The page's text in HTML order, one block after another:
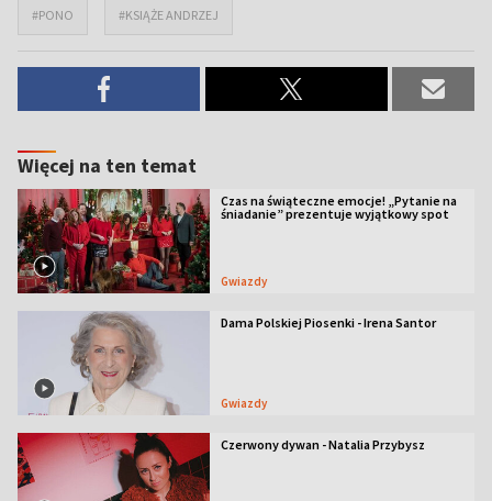
#PONO #KSIĄŻE ANDRZEJ
Więcej na ten temat
Czas na świąteczne emocje! „Pytanie na
śniadanie” prezentuje wyjątkowy spot
Gwiazdy
Dama Polskiej Piosenki - Irena Santor
Gwiazdy
Czerwony dywan - Natalia Przybysz